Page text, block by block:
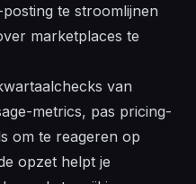
te stroomlijnen
marketplaces te
van
metrics, pas pricing-
om te reageren op
opzet helpt je